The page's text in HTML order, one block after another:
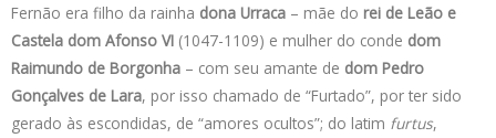
Fernão era filho da rainha dona Urraca – mãe do rei de Leão e
Castela dom Afonso VI (1047-1109) e mulher do conde dom
Raimundo de Borgonha – com seu amante de dom Pedro
Gonçalves de Lara, por isso chamado de “Furtado”, por ter sido
gerado às escondidas, de “amores ocultos”; do latim furtus,